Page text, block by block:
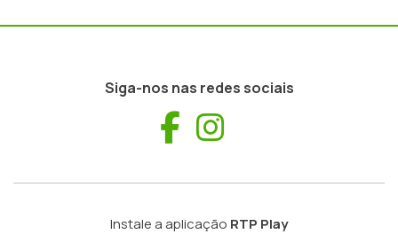
Siga-nos nas redes sociais
Facebook
Instale a aplicação RTP Play